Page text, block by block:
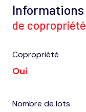
Informations
de copropriété
Copropriété
Oui
Nombre de lots